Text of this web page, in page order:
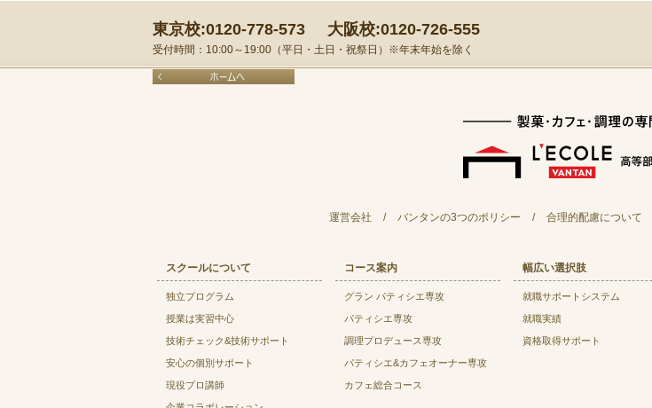
東京校:0120-778-573 大阪校:0120-726-555
受付時間：10:00～19:00（平日・土日・祝祭日）※年末年始を除く
運営会社 / バンタンの3つのポリシー / 合理的配慮について
スクールについて
独立プログラム
授業は実習中心
技術チェック&技術サポート
安心の個別サポート
現役プロ講師
コース案内
グラン パティシエ専攻
パティシエ専攻
調理プロデュース専攻
パティシエ&カフェオーナー専攻
カフェ総合コース
幅広い選択肢
就職サポートシステム
就職実績
資格取得サポート